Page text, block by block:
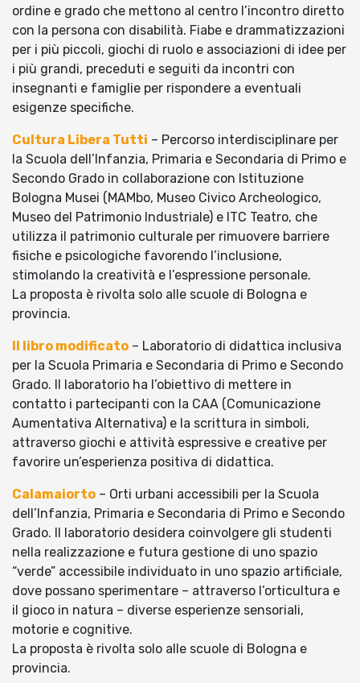
ordine e grado che mettono al centro l’incontro diretto
con la persona con disabilità. Fiabe e drammatizzazioni
per i più piccoli, giochi di ruolo e associazioni di idee per
i più grandi, preceduti e seguiti da incontri con
insegnanti e famiglie per rispondere a eventuali
esigenze specifiche.
Cultura Libera Tutti – Percorso interdisciplinare per
la Scuola dell’Infanzia, Primaria e Secondaria di Primo e
Secondo Grado in collaborazione con Istituzione
Bologna Musei (MAMbo, Museo Civico Archeologico,
Museo del Patrimonio Industriale) e ITC Teatro, che
utilizza il patrimonio culturale per rimuovere barriere
fisiche e psicologiche favorendo l’inclusione,
stimolando la creatività e l’espressione personale.
La proposta è rivolta solo alle scuole di Bologna e
provincia.
Il libro modificato – Laboratorio di didattica inclusiva
per la Scuola Primaria e Secondaria di Primo e Secondo
Grado. Il laboratorio ha l’obiettivo di mettere in
contatto i partecipanti con la CAA (Comunicazione
Aumentativa Alternativa) e la scrittura in simboli,
attraverso giochi e attività espressive e creative per
favorire un’esperienza positiva di didattica.
Calamaiorto – Orti urbani accessibili per la Scuola
dell’Infanzia, Primaria e Secondaria di Primo e Secondo
Grado. Il laboratorio desidera coinvolgere gli studenti
nella realizzazione e futura gestione di uno spazio
“verde” accessibile individuato in uno spazio artificiale,
dove possano sperimentare – attraverso l’orticultura e
il gioco in natura – diverse esperienze sensoriali,
motorie e cognitive.
La proposta è rivolta solo alle scuole di Bologna e
provincia.